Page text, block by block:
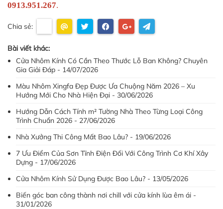
0913.951.267.
Chia sẻ:
Bài viết khác:
Cửa Nhôm Kính Có Cần Theo Thước Lỗ Ban Không? Chuyên
Gia Giải Đáp - 14/07/2026
Màu Nhôm Xingfa Đẹp Được Ưa Chuộng Năm 2026 – Xu
Hướng Mới Cho Nhà Hiện Đại - 30/06/2026
Hướng Dẫn Cách Tính m² Tường Nhà Theo Từng Loại Công
Trình Chuẩn 2026 - 27/06/2026
Nhà Xưởng Thi Công Mất Bao Lâu? - 19/06/2026
7 Ưu Điểm Của Sơn Tĩnh Điện Đối Với Công Trình Cơ Khí Xây
Dựng - 17/06/2026
Cửa Nhôm Kính Sử Dụng Được Bao Lâu? - 13/05/2026
Biến góc ban công thành nơi chill với cửa kính lùa êm ái -
31/01/2026